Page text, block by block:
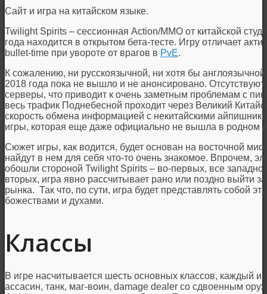
Сайт и игра на китайском языке.
Twilight Spirits – сессионная Action/MMO от китайской
года находится в открытом бета-тесте. Игру отличает
bullet-time при увороте от врагов в PvE.
К сожалению, ни русскоязычной, ни хотя бы
2018 года пока не вышло и не анонсировано.
серверы, что приводит к очень заметным проблемам с
весь трафик Поднебесной проходит через Великий
скорость обмена информацией с некитайскими
игры, которая еще даже официально не вышла в родном
Сюжет игры, как водится, будет основан на восточной
найдут в нем для себя что-то очень знакомое. Впрочем,
обошли стороной Twilight Spirits – во-первых, все
вторых, игра явно рассчитывает рано или поздно выйти
рынка. Так что, по сути, игра будет представлять собой
божествами и духами.
Классы
В игре насчитывается шесть основных классов, каждый
ассасин, танк, маг-воин, damage dealer со сдвоенным